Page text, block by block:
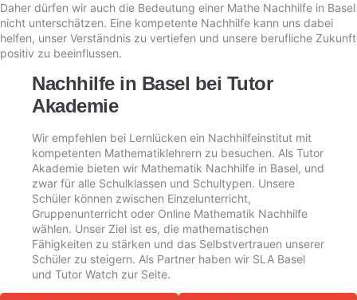
Daher dürfen wir auch die Bedeutung einer Mathe Nachhilfe in Basel
nicht unterschätzen. Eine kompetente Nachhilfe kann uns dabei
helfen, unser Verständnis zu vertiefen und unsere berufliche Zukunft
positiv zu beeinflussen.
Nachhilfe in Basel bei Tutor
Akademie
Wir empfehlen bei Lernlücken ein Nachhilfeinstitut mit
kompetenten Mathematiklehrern zu besuchen. Als Tutor
Akademie bieten wir Mathematik Nachhilfe in Basel, und
zwar für alle Schulklassen und Schultypen. Unsere
Schüler können zwischen Einzelunterricht,
Gruppenunterricht oder Online Mathematik Nachhilfe
wählen. Unser Ziel ist es, die mathematischen
Fähigkeiten zu stärken und das Selbstvertrauen unserer
Schüler zu steigern. Als Partner haben wir SLA Basel
und Tutor Watch zur Seite.